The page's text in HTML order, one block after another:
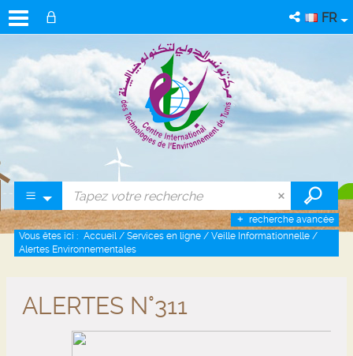
FR
recherche avancée
Vous êtes ici : Accueil / Services en ligne / Veille Informationnelle /
Alertes Environnementales
ALERTES N°311